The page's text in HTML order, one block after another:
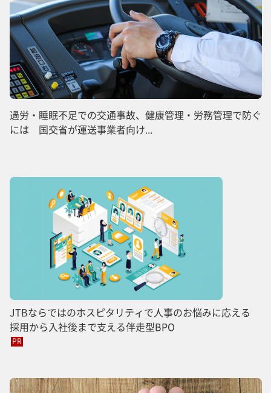
過労・睡眠不足での交通事故、健康管理・労務管理で防ぐ
には 国交省が運送事業者向け...
JTBならではのホスピタリティで人事のお悩みに応える
採用から入社後まで支える伴走型BPO
PR